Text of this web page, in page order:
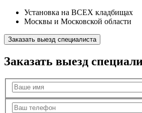
Установка на ВСЕХ кладбищах
Москвы и Московской области
Заказать выезд специалиста
Заказать выезд